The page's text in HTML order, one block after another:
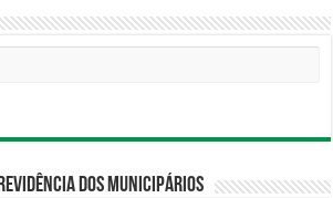
DOS MUNICIPÁRIOS